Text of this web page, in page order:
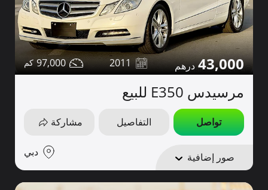
43,000
2011
97,000
مرسيدس E350 للبيع
تواصل التفاصيل مشاركة
صور إضافية دبي